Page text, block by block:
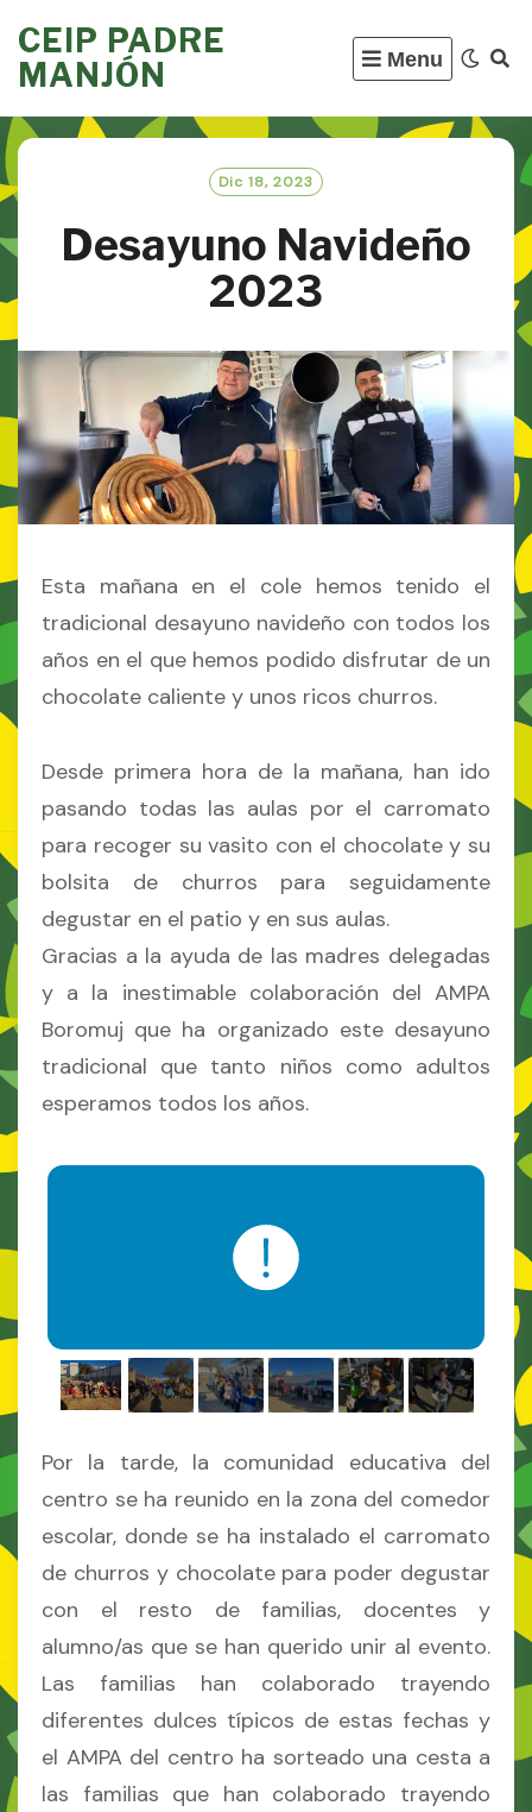
to
content
CEIP PADRE
MANJÓN
Menu
Dic 18, 2023
Desayuno Navideño
2023
Esta mañana en el cole hemos tenido el
tradicional desayuno navideño con todos los
años en el que hemos podido disfrutar de un
chocolate caliente y unos ricos churros.
Desde primera hora de la mañana, han ido
pasando todas las aulas por el carromato
para recoger su vasito con el chocolate y su
bolsita de churros para seguidamente
degustar en el patio y en sus aulas.
Gracias a la ayuda de las madres delegadas
y a la inestimable colaboración del AMPA
Boromuj que ha organizado este desayuno
tradicional que tanto niños como adultos
esperamos todos los años.
Por la tarde, la comunidad educativa del
centro se ha reunido en la zona del comedor
escolar, donde se ha instalado el carromato
de churros y chocolate para poder degustar
con el resto de familias, docentes y
alumno/as que se han querido unir al evento.
Las familias han colaborado trayendo
diferentes dulces típicos de estas fechas y
el AMPA del centro ha sorteado una cesta a
las familias que han colaborado trayendo